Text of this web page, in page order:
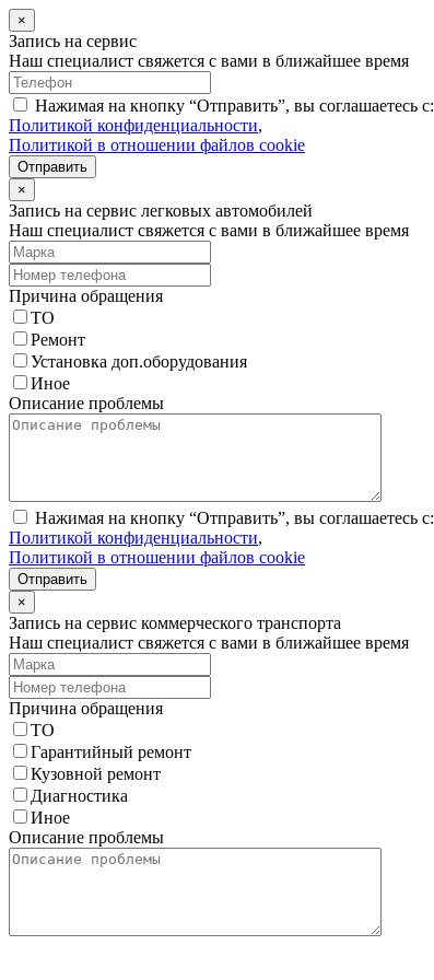
×
Запись на сервис
Наш специалист свяжется с вами в ближайшее время
Нажимая на кнопку “Отправить”, вы соглашаетесь с:
Политикой конфиденциальности,
Политикой в отношении файлов cookie
Отправить
×
Запись на сервис легковых автомобилей
Наш специалист свяжется с вами в ближайшее время
Причина обращения
ТО
Ремонт
Установка доп.оборудования
Иное
Описание проблемы
Нажимая на кнопку “Отправить”, вы соглашаетесь с:
Политикой конфиденциальности,
Политикой в отношении файлов cookie
Отправить
×
Запись на сервис коммерческого транспорта
Наш специалист свяжется с вами в ближайшее время
Причина обращения
ТО
Гарантийный ремонт
Кузовной ремонт
Диагностика
Иное
Описание проблемы